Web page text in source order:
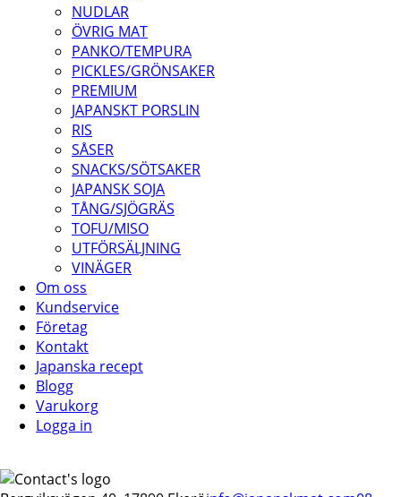
NUDLAR
ÖVRIG MAT
PANKO/TEMPURA
PICKLES/GRÖNSAKER
PREMIUM
JAPANSKT PORSLIN
RIS
SÅSER
SNACKS/SÖTSAKER
JAPANSK SOJA
TÅNG/SJÖGRÄS
TOFU/MISO
UTFÖRSÄLJNING
VINÄGER
Om oss
Kundservice
Företag
Kontakt
Japanska recept
Blogg
Varukorg
Logga in